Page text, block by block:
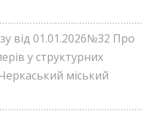
від 01.01.2026№32 Про
у структурних
міський